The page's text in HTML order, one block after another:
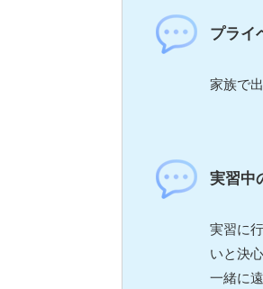
プライ
家族で
実習中
実習に
いと決
一緒に